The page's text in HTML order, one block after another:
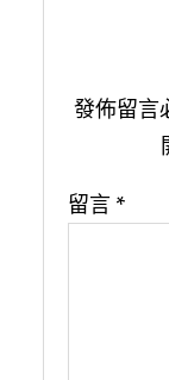
發佈留言
留言 *